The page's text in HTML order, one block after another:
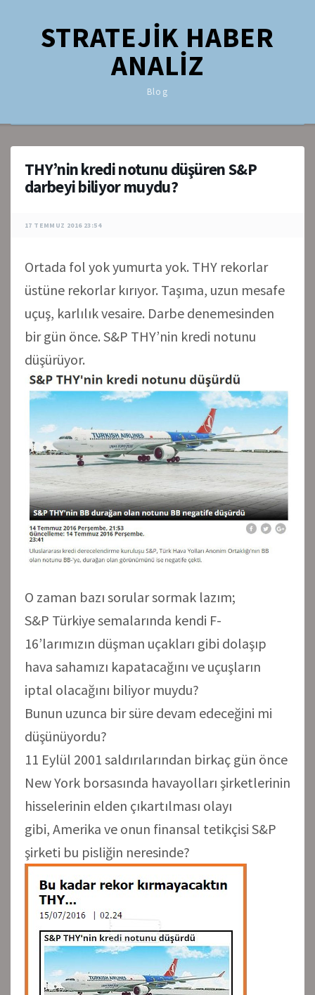
STRATEJİK HABER
ANALİZ
Blog
THY’nin kredi notunu düşüren S&P
darbeyi biliyor muydu?
17 TEMMUZ 2016 23:54
Ortada fol yok yumurta yok. THY rekorlar
üstüne rekorlar kırıyor. Taşıma, uzun mesafe
uçuş, karlılık vesaire. Darbe denemesinden
bir gün önce. S&P THY’nin kredi notunu
düşürüyor.
O zaman bazı sorular sormak lazım;
S&P Türkiye semalarında kendi F-
16’larımızın düşman uçakları gibi dolaşıp
hava sahamızı kapatacağını ve uçuşların
iptal olacağını biliyor muydu?
Bunun uzunca bir süre devam edeceğini mi
düşünüyordu?
11 Eylül 2001 saldırılarından birkaç gün önce
New York borsasında havayolları şirketlerinin
hisselerinin elden çıkartılması olayı
gibi, Amerika ve onun finansal tetikçisi S&P
şirketi bu pisliğin neresinde?